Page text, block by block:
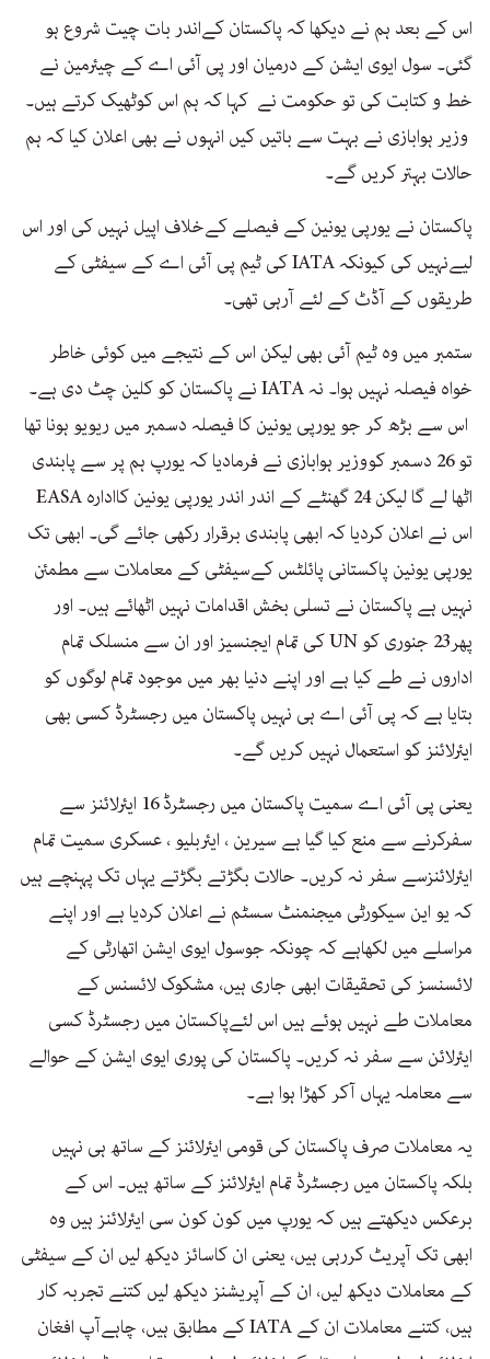
اس کے بعد ہم نے دیکھا کہ پاکستان کےاندر بات چیت شروع ہو
گئی۔ سول ایوی ایشن کے درمیان اور پی آئی اے کے چیئرمین نے
خط و کتابت کی تو حکومت نے کہا کہ ہم اس کوٹھیک کرتے ہیں۔
وزیر ہوابازی نے بہت سے باتیں کیں انہوں نے بھی اعلان کیا کہ ہم
حالات بہتر کریں گے۔
پاکستان نے یورپی یونین کے فیصلے کےخلاف اپیل نہیں کی اور اس
لیےنہیں کی کیونکہ IATA کی ٹیم پی آئی اے کے سیفٹی کے
طریقوں کے آڈٹ کے لئے آرہی تھی۔
ستمبر میں وہ ٹیم آئی بھی لیکن اس کے نتیجے میں کوئی خاطر
خواہ فیصلہ نہیں ہوا۔ نہ IATA نے پاکستان کو کلین چٹ دی ہے۔
اس سے بڑھ کر جو یورپی یونین کا فیصلہ دسمبر میں ریویو ہونا تھا
تو 26 دسمبر کووزیر ہوابازی نے فرمادیا کہ یورپ ہم پر سے پابندی
اٹھا لے گا لیکن 24 گھنٹے کے اندر اندر یورپی یونین کاادارہ EASA
اس نے اعلان کردیا کہ ابھی پابندی برقرار رکھی جائے گی۔ ابھی تک
یورپی یونین پاکستانی پائلٹس کےسیفٹی کے معاملات سے مطمئن
نہیں ہے پاکستان نے تسلی بخش اقدامات نہیں اٹھائے ہیں۔ اور
پھر23 جنوری کو UN کی تمام ایجنسیز اور ان سے منسلک تمام
اداروں نے طے کیا ہے اور اپنے دنیا بھر میں موجود تمام لوگوں کو
بتایا ہے کہ پی آئی اے ہی نہیں پاکستان میں رجسٹرڈ کسی بھی
ایئرلائنز کو استعمال نہیں کریں گے۔
یعنی پی آئی اے سمیت پاکستان میں رجسٹرڈ 16 ایئرلائنز سے
سفرکرنے سے منع کیا گیا ہے سیرین ، ایئربلیو ، عسکری سمیت تمام
ایئرلائنزسے سفر نہ کریں۔ حالات بگڑتے بگڑتے یہاں تک پہنچے ہیں
کہ یو این سیکورٹی میجنمنٹ سسٹم نے اعلان کردیا ہے اور اپنے
مراسلے میں لکھاہے کہ چونکہ جوسول ایوی ایشن اتھارٹی کے
لائسنسز کی تحقیقات ابھی جاری ہیں، مشکوک لائسنس کے
معاملات طے نہیں ہوئے ہیں اس لئےپاکستان میں رجسٹرڈ کسی
ایئرلائن سے سفر نہ کریں۔ پاکستان کی پوری ایوی ایشن کے حوالے
سے معاملہ یہاں آکر کھڑا ہوا ہے۔
یہ معاملات صرف پاکستان کی قومی ایئرلائنز کے ساتھ ہی نہیں
بلکہ پاکستان میں رجسٹرڈ تمام ایئرلائنز کے ساتھ ہیں۔ اس کے
برعکس دیکھتے ہیں کہ یورپ میں کون کون سی ایئرلائنز ہیں وہ
ابھی تک آپریٹ کررہی ہیں، یعنی ان کاسائز دیکھ لیں ان کے سیفٹی
کے معاملات دیکھ لیں، ان کے آپریشنز دیکھ لیں کتنے تجربہ کار
ہیں، کتنے معاملات ان کے IATA کے مطابق ہیں، چاہےآپ افغان